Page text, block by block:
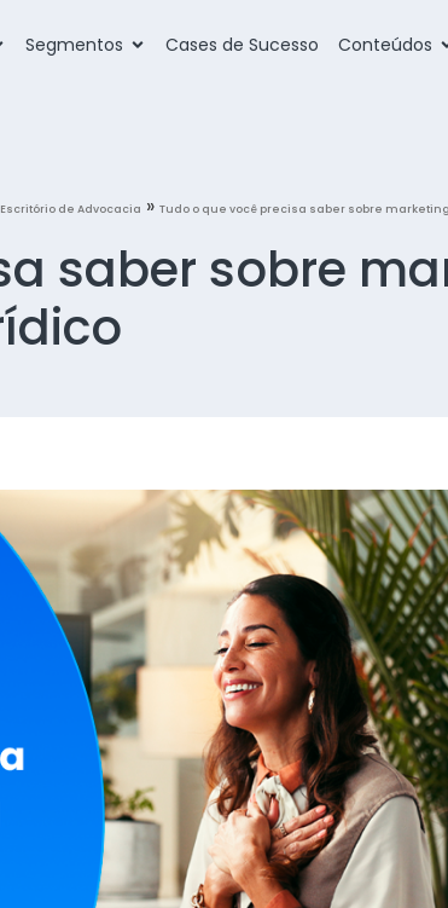
Segmentos Cases de Sucesso Conteúdos
Escritório de Advocacia » Tudo o que você precisa saber sobre
saber sobre